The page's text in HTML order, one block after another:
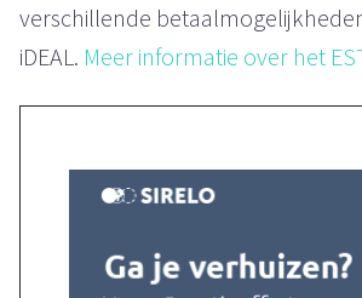
verschillende
iDEAL. Meer informatie over het